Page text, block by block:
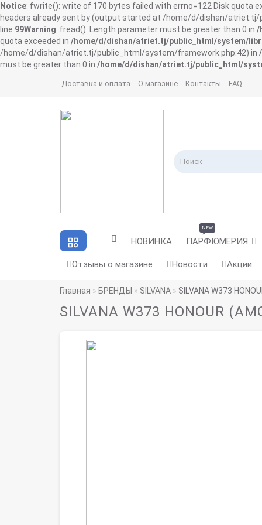
Notice: fwrite(): write of 170 bytes failed with errno=122 Disk quota
headers already sent by (output started at /home/d/dishan/
line 99Warning: fread(): Length parameter must be greater than 0 in /
quota exceeded in /home/d/dishan/atriet.tj/public_html/system/
/home/d/dishan/atriet.tj/public_html/system/framework.php:42) in
must be greater than 0 in /home/d/dishan/atriet.tj/public_html/
Доставка и оплата О магазине Контакты FAQ
НОВИНКА ПАРФЮМЕРИЯ
NEW
Отзывы о магазине Новости Акции
Главная БРЕНДЫ SILVANA SILVANA W373
SILVANA W373 HONOUR